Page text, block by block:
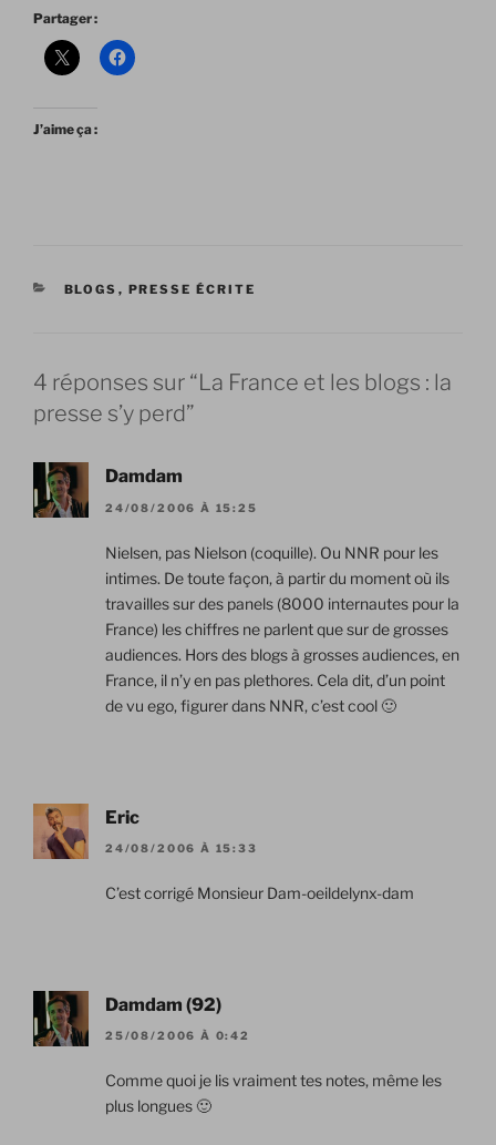
Partager :
J’aime ça :
CATÉGORIES
BLOGS , PRESSE ÉCRITE
4 réponses sur “La France et les blogs : la
presse s’y perd”
Damdam
24/08/2006 À 15:25
Nielsen, pas Nielson (coquille). Ou NNR pour les
intimes. De toute façon, à partir du moment où ils
travailles sur des panels (8000 internautes pour la
France) les chiffres ne parlent que sur de grosses
audiences. Hors des blogs à grosses audiences, en
France, il n’y en pas plethores. Cela dit, d’un point
de vu ego, figurer dans NNR, c’est cool 🙂
Eric
24/08/2006 À 15:33
C’est corrigé Monsieur Dam-oeildelynx-dam
Damdam (92)
25/08/2006 À 0:42
Comme quoi je lis vraiment tes notes, même les
plus longues 🙂